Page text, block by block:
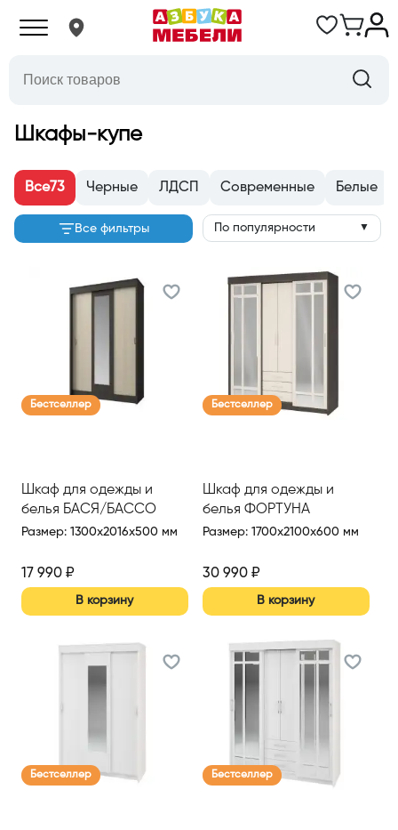
Шкафы-купе
Все73 Черные ЛДСП Современные Белые
Все фильтры По популярности ▼
Бестселлер
Шкаф для одежды и
белья БАСЯ/БАССО
Размер: 1300x2016x500 мм
17 990 ₽
В корзину
Бестселлер
Шкаф для одежды и
белья ФОРТУНА
Размер: 1700x2100x600 мм
30 990₽
В корзину
Бестселлер Бестселлер